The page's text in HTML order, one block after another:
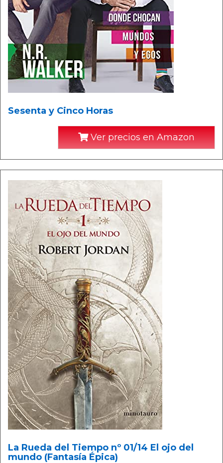
Sesenta y Cinco Horas
Ver precios en Amazon
La Rueda del Tiempo nº 01/14 El ojo del
mundo (Fantasía Épica)